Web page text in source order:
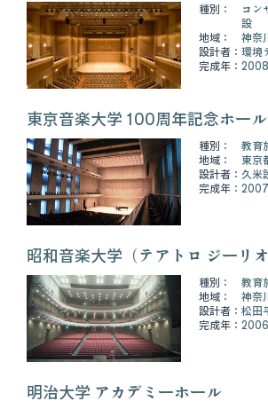
種別： コン
設
地域：
神奈
設計者： 環境
完成年： 2008
東京音楽大学 100周年記念ホール
種別：
教育
地域：
東京
設計者： 久米
完成年： 2007
昭和音楽大学（テアトロ ジーリオ
種別：
教育
地域：
神奈
設計者： 松田
完成年： 2006
明治大学 アカデミーホール